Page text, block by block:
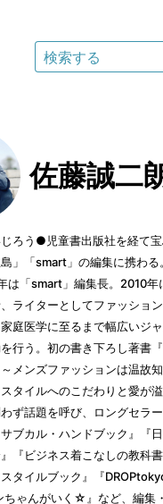
佐藤誠二
ろう●児童書出版社を経て宝
」「smart」の編集に携わる。
は「smart」編集長。2010年
ライターとしてファッショ
庭医学に至るまで幅広いジ
行う。初の書き下ろし著書
メンズファッションは温故
タイルへのこだわりと愛が
ず話題を呼び、ロングセラ
ブカル・ハンドブック』『
『ビジネス着こなしの教科
スタイルブック』『
ちゃんがいく☆』など、編集